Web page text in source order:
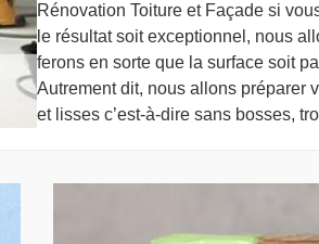
Rénovation Toiture et Façade si
le résultat soit exceptionnel, nous
ferons en sorte que la surface soit
Autrement dit, nous allons préparer
et lisses c’est-à-dire sans bosses,